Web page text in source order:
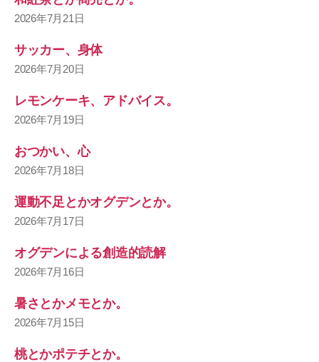
2026年7月21日
サッカー、身体
2026年7月20日
レモンケーキ、アドバイス。
2026年7月19日
おつかい、心
2026年7月18日
運動不足とかオグデンとか。
2026年7月17日
オグデンによる創造的読解
2026年7月16日
暑さとかメモとか。
2026年7月15日
桃とかポテチとか。